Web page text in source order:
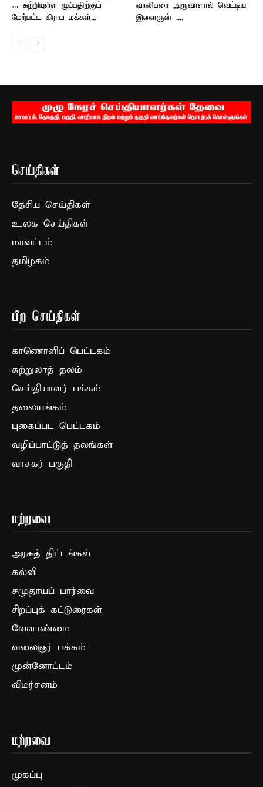
… சுற்றியுள்ள முப்பதிற்கும்
மேற்பட்ட கிராம மக்கள்...
வாலிபரை அருவாளால் வெட்டிய
இளைஞன் :...
செய்திகள்
தேசிய செய்திகள்
உலக செய்திகள்
மாவட்டம்
தமிழகம்
பிற செய்திகள்
காணொளிப் பெட்டகம்
சுற்றுலாத் தலம்
செய்தியாளர் பக்கம்
தலையங்கம்
புகைப்பட பெட்டகம்
வழிப்பாட்டுத் தலங்கள்
வாசகர் பகுதி
மற்றவை
அரசுத் திட்டங்கள்
கல்வி
சமுதாயப் பார்வை
சிறப்புக் கட்டுரைகள்
வேளாண்மை
வலைஞர் பக்கம்
முன்னோட்டம்
விமர்சனம்
மற்றவை
முகப்பு